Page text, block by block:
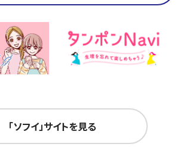
「ソフイ」サイトを見る